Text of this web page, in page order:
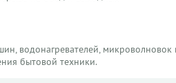
водонагревателей, микроволновок
бытовой техники.